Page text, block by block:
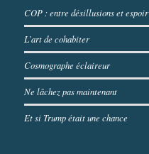
COP : entre désillusions et espoir
L’art de cohabiter
Cosmographe éclaireur
Ne lâchez pas maintenant
Et si Trump était une chance